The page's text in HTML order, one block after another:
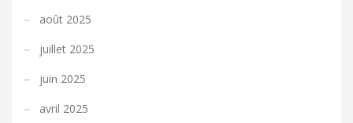
août 2025
juillet 2025
juin 2025
avril 2025